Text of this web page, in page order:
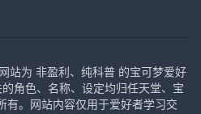
站为 非盈利、纯科普 的宝可梦爱好
角色、名称、设定均归任天堂、宝
。网站内容仅用于爱好者学习交